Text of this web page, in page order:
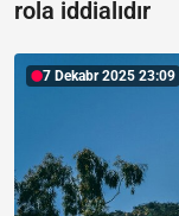
rola iddialıdır
7 Dekabr 2025 23:09